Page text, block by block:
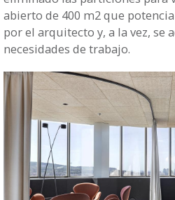
abierto de 400 m2 que
por el arquitecto y, a la vez, se
necesidades de trabajo.